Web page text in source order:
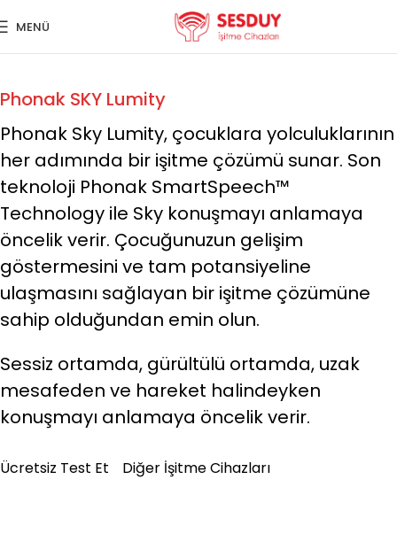
MENÜ
Phonak SKY Lumity
Phonak Sky Lumity, çocuklara yolculuklarının
her adımında bir işitme çözümü sunar. Son
teknoloji Phonak SmartSpeech™
Technology ile Sky konuşmayı anlamaya
öncelik verir. Çocuğunuzun gelişim
göstermesini ve tam potansiyeline
ulaşmasını sağlayan bir işitme çözümüne
sahip olduğundan emin olun.
Sessiz ortamda, gürültülü ortamda, uzak
mesafeden ve hareket halindeyken
konuşmayı anlamaya öncelik verir.
Ücretsiz Test Et Diğer İşitme Cihazları